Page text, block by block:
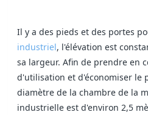
Il y a des pieds et des portes
industriel, l'élévation est
sa largeur. Afin de prendre en
d'utilisation et d'économiser le
diamètre de la chambre de la
industrielle est d'environ 2,5